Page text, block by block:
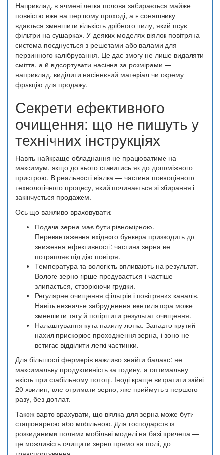
Наприклад, в ячмені легка полова забирається майже
повністю вже на першому проході, а в соняшнику
вдається зменшити кількість дрібного пилу, який псує
фільтри на сушарках. У деяких моделях віялок повітряна
система поєднується з решетами або валами для
первинного калібрування. Це дає змогу не лише видаляти
сміття, а й відсортувати насіння за розмірами —
наприклад, виділити насіннєвий матеріал чи окрему
фракцію для продажу.
Секрети ефективного
очищення: що не пишуть у
технічних інструкціях
Навіть найкраще обладнання не працюватиме на
максимум, якщо до нього ставитись як до допоміжного
пристрою. В реальності віялка — частина повноцінного
технологічного процесу, який починається зі збирання і
закінчується продажем.
Ось що важливо враховувати:
Подача зерна має бути рівномірною.
Перевантаження вхідного бункера призводить до
зниження ефективності: частина зерна не
потрапляє під дію повітря.
Температура та вологість впливають на результат.
Вологе зерно гірше продувається і частіше
злипається, створюючи грудки.
Регулярне очищення фільтрів і повітряних каналів.
Навіть незначне забруднення вентилятора може
зменшити тягу й погіршити результат очищення.
Налаштування кута нахилу лотка. Занадто крутий
нахил прискорює проходження зерна, і воно не
встигає відділити легкі частинки.
Для більшості фермерів важливо знайти баланс: не
максимальну продуктивність за годину, а оптимальну
якість при стабільному потоці. Іноді краще витратити зайві
20 хвилин, але отримати зерно, яке приймуть з першого
разу, без доплат.
Також варто врахувати, що віялка для зерна може бути
стаціонарною або мобільною. Для господарств із
розкиданими полями мобільні моделі на базі причепа —
це можливість очищати зерно прямо на полі, до